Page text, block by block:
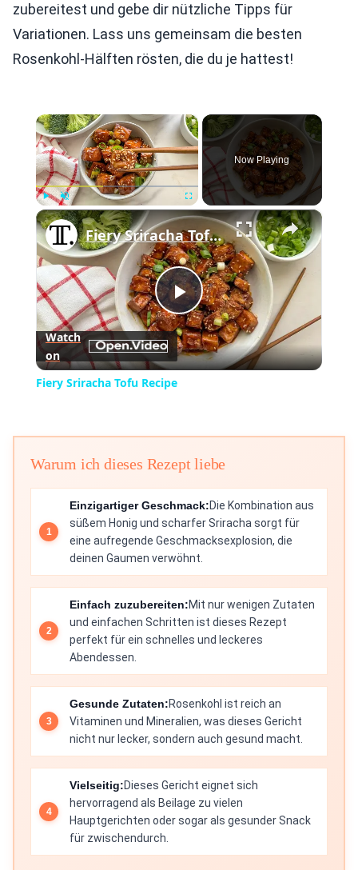
zubereitest und gebe dir nützliche Tipps für
Variationen. Lass uns gemeinsam die besten
Rosenkohl-Hälften rösten, die du je hattest!
×
Play Unmute
Now Playing
×
Play
Video
Fiery Sriracha Tofu Recipe
Watch
on
Fiery Sriracha Tofu Recipe
Warum ich dieses Rezept liebe
Einzigartiger Geschmack:Die Kombination aus
süßem Honig und scharfer Sriracha sorgt für
eine aufregende Geschmacksexplosion, die
deinen Gaumen verwöhnt.
Einfach zuzubereiten:Mit nur wenigen Zutaten
und einfachen Schritten ist dieses Rezept
perfekt für ein schnelles und leckeres
Abendessen.
Gesunde Zutaten:Rosenkohl ist reich an
Vitaminen und Mineralien, was dieses Gericht
nicht nur lecker, sondern auch gesund macht.
Vielseitig:Dieses Gericht eignet sich
hervorragend als Beilage zu vielen
Hauptgerichten oder sogar als gesunder Snack
für zwischendurch.